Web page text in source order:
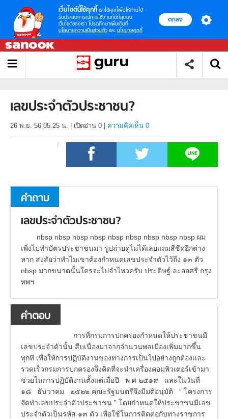
เว็บไซต์นี้ใช้คุกกี้ เราใช้คุกกี้เพื่อให้ท่านได้
รับประสบการณ์การใช้งานที่ดีที่สุดบน
เว็บไซต์ของเรา โปรดศึกษาเพิ่มเติมที่
นโยบายความเป็นส่วนตัว และ นโยบายคุกกี้
ตกลง
เลขประจำตัวประชาชน?
26 พ.ย. 56 05.25 น. เปิดอ่าน 0 ความคิดเห็น 0
คำถาม
เลขประจำตัวประชาชน?
nbsp nbsp nbsp nbsp nbsp nbsp nbsp nbsp nbsp ผม
เพิ่งไปทำบัตรประชาชนมา รูปถ่ายดูไม่ได้เลยแถมสีซีดอีกต่าง
หาก สงสัยว่าทำไมเขาต้องกำหนดเลขประจำตัวไว้ถึง ๑๓ ตัว
nbsp มากขนาดนั้นใครจะไปจำไหวครับ ประดิษฐ์ ละออศรี กรุง
ทพฯ
คำตอบ
การที่กรมการปกครองกำหนดให้ประชาชนมี
เลขประจำตัวนั้น สืบเนื่องมาจากจำนวนพลเมืองเพิ่มมากขึ้น
ทุกที เพื่อให้การปฏิบัติงานของทางการเป็นไปอย่างถูกต้องและ
รวดเร็วกรมการปกครองจึงคิดที่จะนำเครื่องคอมพิวเตอร์เข้ามา
ช่วยในการปฏิบัติงานตั้งแต่เมื่อปี พ ศ ๒๕๑๙ และในวันที่
๑๘ ธันวาคม ๒๕๒๒ คณะรัฐมนตรีจึงมีมติอนุมัติ “ โครงการ
จัดทำเลขประจำตัวประชาชน ” โดยกำหนดให้ประชาชนมีเลข
ประจำตัวเป็นรหัส ๑๓ ตัว เพื่อใช้ในการติดต่อกับทางราชการ